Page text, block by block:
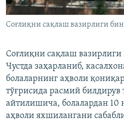
Соғлиқни сақлаш вазирлиги
Соғлиқни сақлаш вазирлиги
Чустда заҳарланиб,
болаларнинг аҳволи
тўғрисида расмий билдирув
айтилишича, болалардан 10
аҳволи яхшилангани